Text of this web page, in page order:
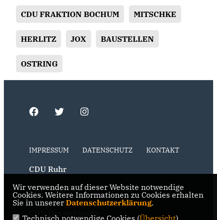
CDU FRAKTION BOCHUM MITSCHKE
HERLITZ JOX BAUSTELLEN
OSTRING
IMPRESSUM DATENSCHUTZ KONTAKT
CDU Ruhr
CDU NRW
Wir verwenden auf dieser Website notwendige
Cookies. Weitere Informationen zu Cookies erhalten
Sie in unserer Datenschutzerklärung.
Technisch notwendige Cookies (Übersicht)